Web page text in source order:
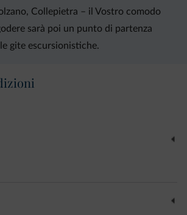
Collepietra – il Vostro comodo
sarà poi un punto di partenza
gite escursionistiche.